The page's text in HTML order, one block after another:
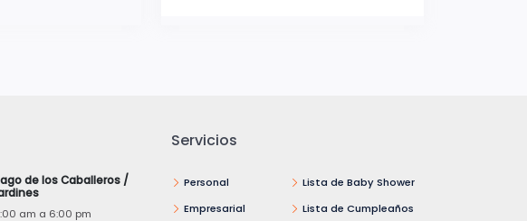
de los Caballeros /
am a 6:00 pm
Servicios
Personal
Empresarial
Lista de Baby Shower
Lista de Cumpleaños